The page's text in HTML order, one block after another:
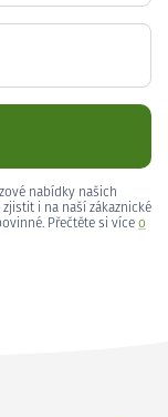
nabídky našich
i na naší zákaznické
Přečtěte si více o